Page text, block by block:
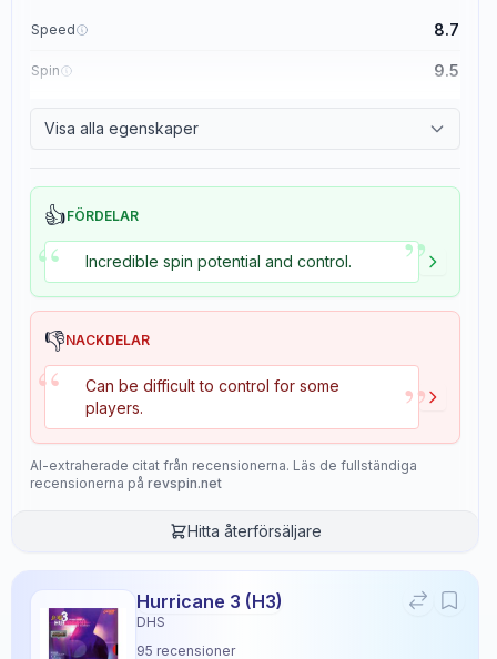
Speed 8.7
Spin 9.5
Visa alla egenskaper
👍FÖRDELAR
“ Incredible spin potential and control. ”
👎NACKDELAR
“
Can be difficult to control for some
players.
”
AI-extraherade citat från recensionerna. Läs de fullständiga
recensionerna på revspin.net
Hitta återförsäljare
Hurricane 3 (H3)
DHS
95 recensioner